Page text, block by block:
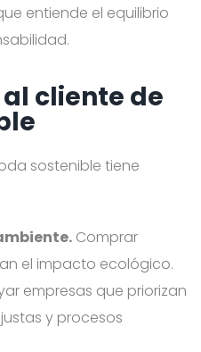
entiende el equilibrio
cliente de
sostenible tiene
Comprar
el impacto ecológico.
empresas que priorizan
y procesos